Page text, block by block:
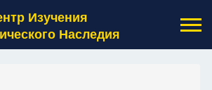
Изучения
Наследия